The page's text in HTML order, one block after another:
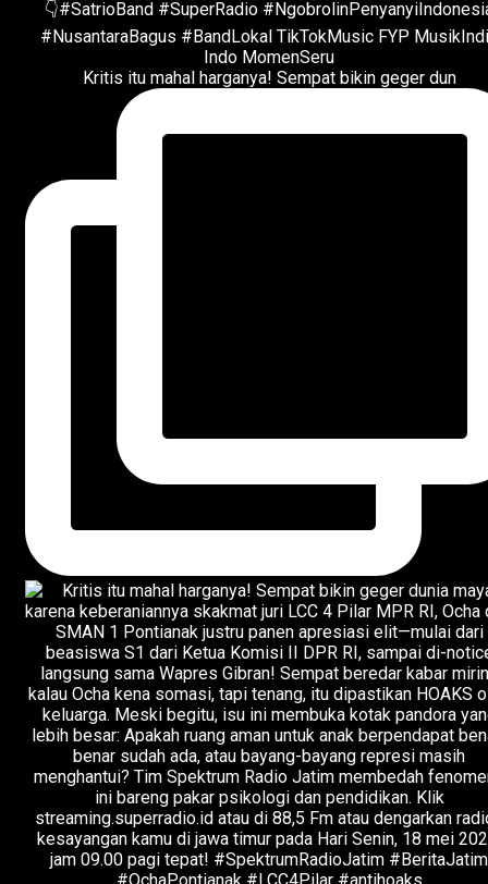
Kritis itu mahal harganya! Sempat bikin geger dun